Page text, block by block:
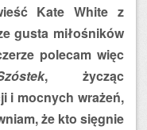
Kate White z
gusta miłośników
polecam więc
, życząc
i mocnych wrażeń,
że kto sięgnie